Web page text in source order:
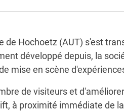
de Hochoetz (AUT) s'est
développé depuis, la
mise en scène
de visiteurs et
à proximité immédiate de